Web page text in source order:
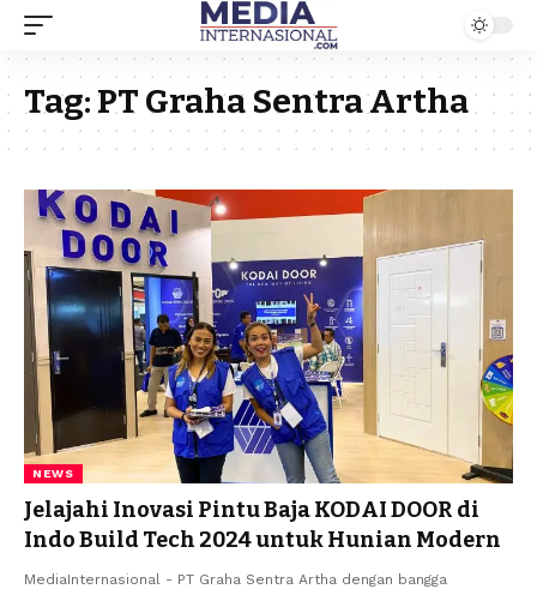
Tag:PT Graha Sentra Artha
NEWS
Jelajahi Inovasi Pintu Baja KODAI DOOR di
Indo Build Tech 2024 untuk Hunian Modern
MediaInternasional - PT Graha Sentra Artha dengan bangga